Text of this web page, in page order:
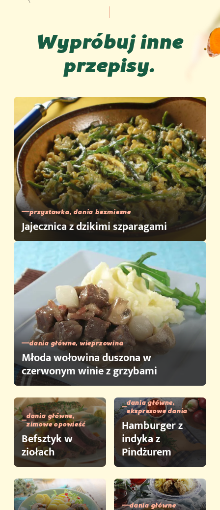
Wypróbuj inne
przepisy.
przystawka, dania bezmiesne
Jajecznica z dzikimi szparagami
dania główne, wieprzowina
Młoda wołowina duszona w
czerwonym winie z grzybami
dania główne,
zimowe opowieść
Befsztyk w
ziołach
dania główne,
ekspresowe dania
Hamburger z
indyka z
Pindżurem
dania główne